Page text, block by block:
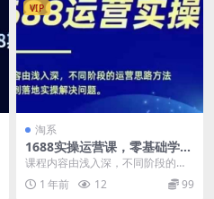
VIP
淘系
1688实操运营课，零基础学会
1688实操运营，电商年入百万
不是梦
课程内容由浅入深，不同阶段的运
营思路方法真正做到落地实操解决
问题。 课程内容： ...
1 年前 12 99